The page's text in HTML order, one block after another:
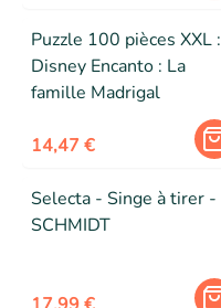
Puzzle 100 pièces XXL :
Disney Encanto : La
famille Madrigal
14,47 €
Selecta - Singe à tirer -
SCHMIDT